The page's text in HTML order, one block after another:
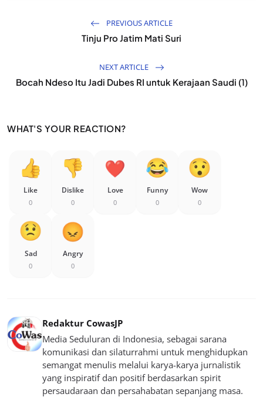
PREVIOUS ARTICLE
Tinju Pro Jatim Mati Suri
NEXT ARTICLE
Bocah Ndeso Itu Jadi Dubes RI untuk Kerajaan Saudi (1)
WHAT'S YOUR REACTION?
Like
0
Dislike
0
Love
0
Funny
0
Wow
0
Sad
0
Angry
0
Redaktur CowasJP
Media Seduluran di Indonesia, sebagai sarana
komunikasi dan silaturrahmi untuk menghidupkan
semangat menulis melalui karya-karya jurnalistik
yang inspiratif dan positif berdasarkan spirit
persaudaraan dan persahabatan sepanjang masa.